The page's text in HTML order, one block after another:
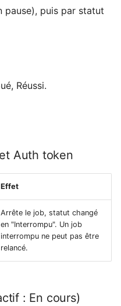
pause), puis par statut
Réussi.
Auth token
Effet
Arrête le job, statut changé
en "Interrompu". Un job
interrompu ne peut pas être
relancé.
: En cours)